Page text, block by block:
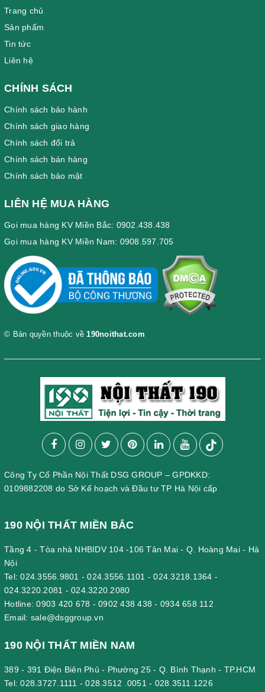
Trang chủ
Sản phẩm
Tin tức
Liên hệ
CHÍNH SÁCH
Chính sách bảo hành
Chính sách giao hàng
Chính sách đổi trả
Chính sách bán hàng
Chính sách bảo mật
LIÊN HỆ MUA HÀNG
Gọi mua hàng KV Miền Bắc: 0902.438.438
Gọi mua hàng KV Miền Nam: 0908.597.705
© Bản quyền thuộc về190noithat.com
Công Ty Cổ Phần Nội Thất DSG GROUP – GPDKKD:
0109882208 do Sở Kế hoạch và Đầu tư TP Hà Nội cấp
190 NỘI THẤT MIỀN BẮC
Tầng 4 - Tòa nhà NHBIDV 104 -106 Tân Mai - Q. Hoàng Mai - Hà
Nội
Tel:024.3556.9801 -024.3556.1101 -024.3218.1364 -
024.3220.2081 - 024.3220.2080
Hotline:0903 420 678 - 0902 438 438 - 0934 658 112
Email: sale@dsggroup.vn
190 NỘI THẤT MIỀN NAM
389 - 391 Điện Biên Phủ - Phường 25 - Q. Bình Thạnh - TP.HCM
Tel:028.3727.1111 -028.3512 .0051 - 028.3511.1226